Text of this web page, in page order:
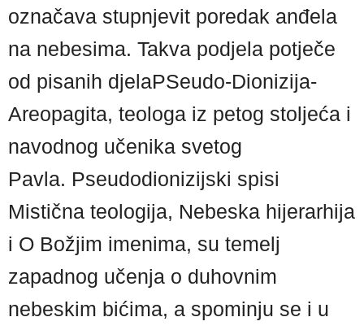
označava stupnjevit poredak anđela
na nebesima. Takva podjela potječe
od pisanih djelaPSeudo-Dionizija-
Areopagita, teologa iz petog stoljeća i
navodnog učenika svetog
Pavla. Pseudodionizijski spisi
Mistična teologija, Nebeska hijerarhija
i O Božjim imenima, su temelj
zapadnog učenja o duhovnim
nebeskim bićima, a spominju se i u